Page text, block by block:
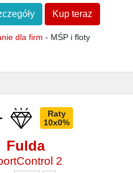
Kup teraz
dla firm - MŚP i floty
Raty
10x0%
Fulda
2